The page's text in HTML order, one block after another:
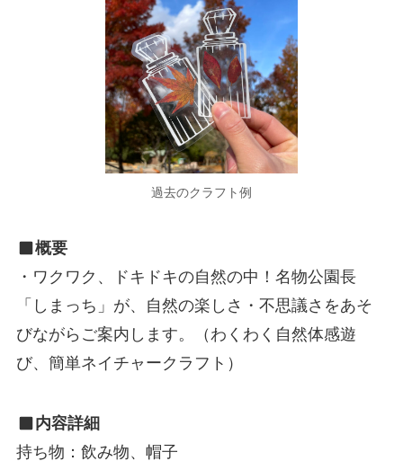
過去のクラフト例
概要
・ワクワク、ドキドキの自然の中！名物公園長
「しまっち」が、自然の楽しさ・不思議さをあそ
びながらご案内します。（わくわく自然体感遊
び、簡単ネイチャークラフト）
内容詳細
持ち物：飲み物、帽子